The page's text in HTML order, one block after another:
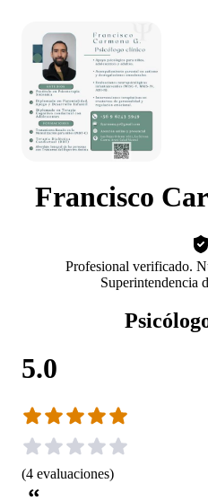
Francisco
Profesional verificado.
Superintendencia
5.0
(4 evaluaciones)